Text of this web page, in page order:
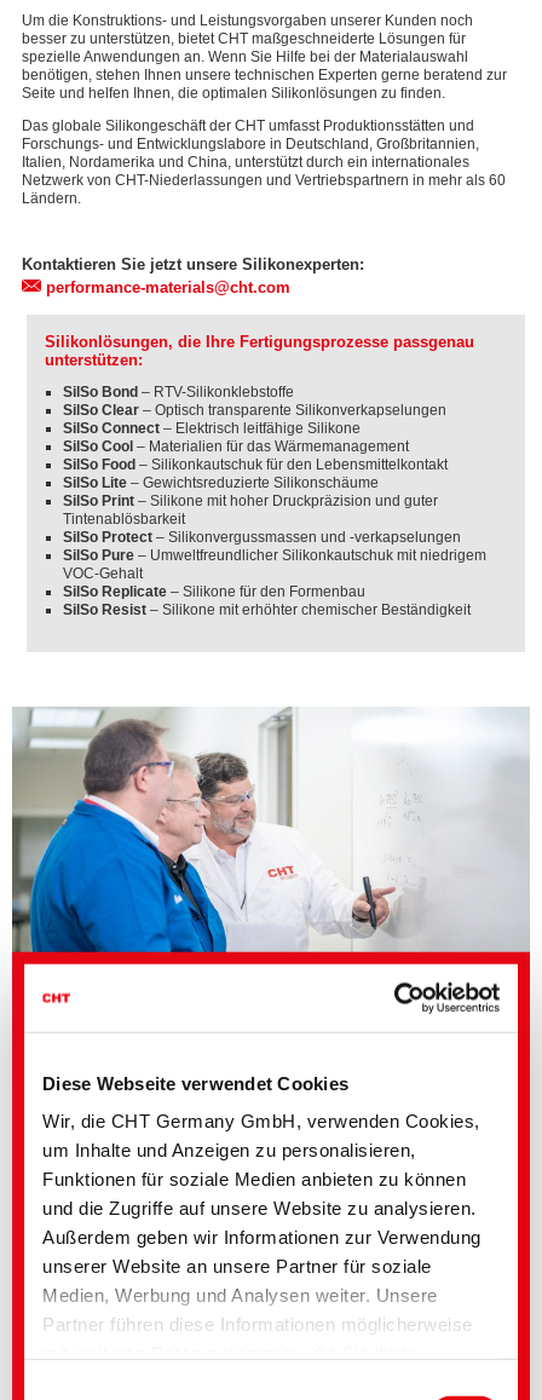
Diese Webseite verwendet Cookies
Wir, die CHT Germany GmbH, verwenden Cookies,
um Inhalte und Anzeigen zu personalisieren,
Funktionen für soziale Medien anbieten zu können
und die Zugriffe auf unsere Website zu analysieren.
Außerdem geben wir Informationen zur Verwendung
unserer Website an unsere Partner für soziale
Medien, Werbung und Analysen weiter. Unsere
Partner führen diese Informationen möglicherweise
Um die Konstruktions- und Leistungsvorgaben unserer Kunden noch
besser zu unterstützen, bietet CHT maßgeschneiderte Lösungen für
spezielle Anwendungen an. Wenn Sie Hilfe bei der Materialauswahl
benötigen, stehen Ihnen unsere technischen Experten gerne beratend zur
Seite und helfen Ihnen, die optimalen Silikonlösungen zu finden.
Das globale Silikongeschäft der CHT umfasst Produktionsstätten und
Forschungs- und Entwicklungslabore in Deutschland, Großbritannien,
Italien, Nordamerika und China, unterstützt durch ein internationales
Netzwerk von CHT-Niederlassungen und Vertriebspartnern in mehr als 60
Ländern.
Kontaktieren Sie jetzt unsere Silikonexperten:
performance-materials@cht.com
Silikonlösungen, die Ihre Fertigungsprozesse passgenau
unterstützen:
SilSo Bond – RTV-Silikonklebstoffe
SilSo Clear– Optisch transparente Silikonverkapselungen
SilSo Connect – Elektrisch leitfähige Silikone
SilSo Cool – Materialien für das Wärmemanagement
SilSo Food – Silikonkautschuk für den Lebensmittelkontakt
SilSo Lite – Gewichtsreduzierte Silikonschäume
SilSo Print – Silikone mit hoher Druckpräzision und guter
Tintenablösbarkeit
SilSo Protect– Silikonvergussmassen und -verkapselungen
SilSo Pure– Umweltfreundlicher Silikonkautschuk mit niedrigem
VOC-Gehalt
SilSo Replicate – Silikone für den Formenbau
SilSo Resist– Silikone mit erhöhter chemischer Beständigkeit
Mobilität und Transport